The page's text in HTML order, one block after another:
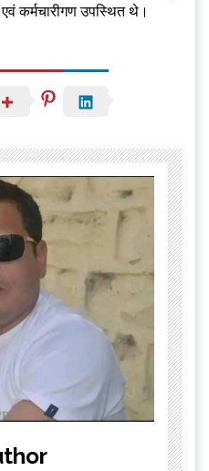
कर्मचारीगण उपस्थित थे।